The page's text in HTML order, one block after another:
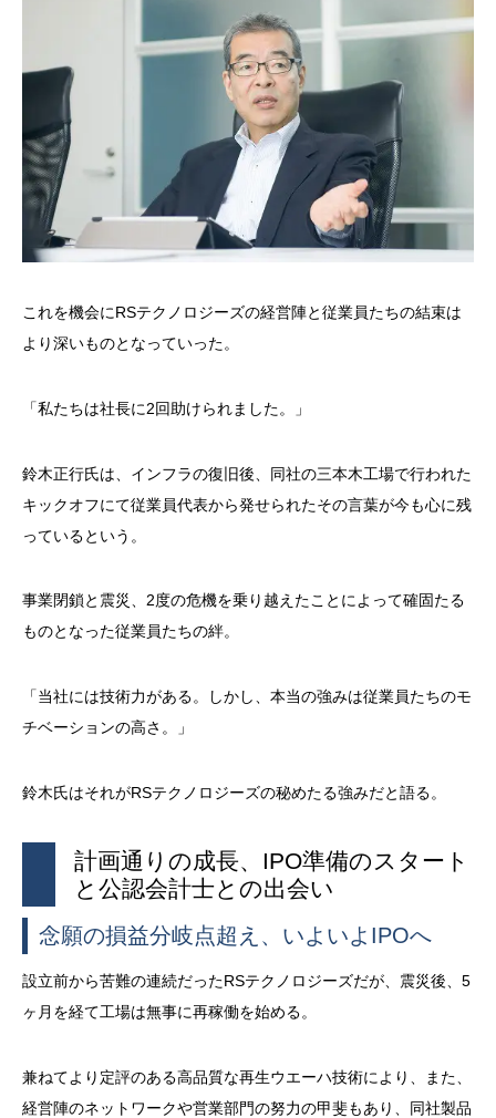
これを機会にRSテクノロジーズの経営陣と従業員たちの結束は
より深いものとなっていった。
「私たちは社長に2回助けられました。」
鈴木正行氏は、インフラの復旧後、同社の三本木工場で行われた
キックオフにて従業員代表から発せられたその言葉が今も心に残
っているという。
事業閉鎖と震災、2度の危機を乗り越えたことによって確固たる
ものとなった従業員たちの絆。
「当社には技術力がある。しかし、本当の強みは従業員たちのモ
チベーションの高さ。」
鈴木氏はそれがRSテクノロジーズの秘めたる強みだと語る。
計画通りの成長、IPO準備のスタート
と公認会計士との出会い
念願の損益分岐点超え、いよいよIPOへ
設立前から苦難の連続だったRSテクノロジーズだが、震災後、5
ヶ月を経て工場は無事に再稼働を始める。
兼ねてより定評のある高品質な再生ウエーハ技術により、また、
経営陣のネットワークや営業部門の努力の甲斐もあり、同社製品